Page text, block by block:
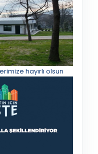
hayırlı olsun